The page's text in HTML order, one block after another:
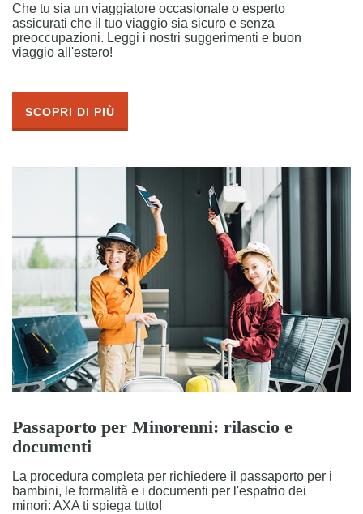
Che tu sia un viaggiatore occasionale o esperto
assicurati che il tuo viaggio sia sicuro e senza
preoccupazioni. Leggi i nostri suggerimenti e buon
viaggio all'estero!
SCOPRI DI PIÙ
Passaporto per Minorenni: rilascio e
documenti
La procedura completa per richiedere il passaporto per i
bambini, le formalità e i documenti per l'espatrio dei
minori: AXA ti spiega tutto!